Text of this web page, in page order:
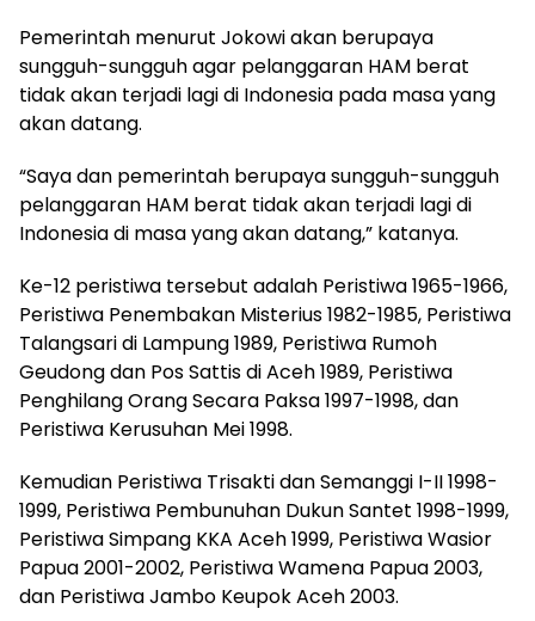
Pemerintah menurut Jokowi akan berupaya
sungguh-sungguh agar pelanggaran HAM berat
tidak akan terjadi lagi di Indonesia pada masa yang
akan datang.
“Saya dan pemerintah berupaya sungguh-sungguh
pelanggaran HAM berat tidak akan terjadi lagi di
Indonesia di masa yang akan datang,” katanya.
Ke-12 peristiwa tersebut adalah Peristiwa 1965-1966,
Peristiwa Penembakan Misterius 1982-1985, Peristiwa
Talangsari di Lampung 1989, Peristiwa Rumoh
Geudong dan Pos Sattis di Aceh 1989, Peristiwa
Penghilang Orang Secara Paksa 1997-1998, dan
Peristiwa Kerusuhan Mei 1998.
Kemudian Peristiwa Trisakti dan Semanggi I-II 1998-
1999, Peristiwa Pembunuhan Dukun Santet 1998-1999,
Peristiwa Simpang KKA Aceh 1999, Peristiwa Wasior
Papua 2001-2002, Peristiwa Wamena Papua 2003,
dan Peristiwa Jambo Keupok Aceh 2003.